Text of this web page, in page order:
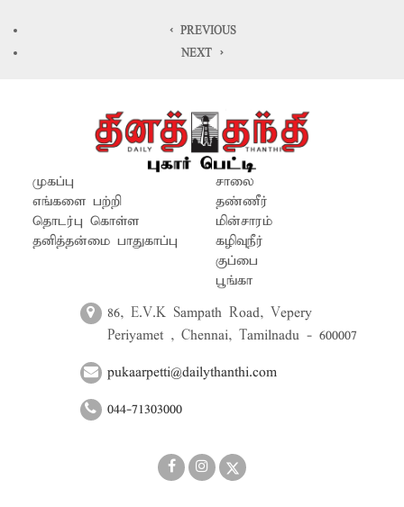
அதிகாரிகள் சாலையை விரைந்து சீரமைக்க
நடவடிக்கை எடுக்க வேண்டியது அவசியம்.
< PREVIOUS
NEXT >
முகப்பு
எங்களை பற்றி
தொடர்பு கொள்ள
தனித்தன்மை பாதுகாப்பு
சாலை
தண்ணீர்
மின்சாரம்
கழிவுநீர்
குப்பை
பூங்கா
86, E.V.K Sampath Road, Vepery
Periyamet , Chennai, Tamilnadu - 600007
pukaarpetti@dailythanthi.com
044-71303000